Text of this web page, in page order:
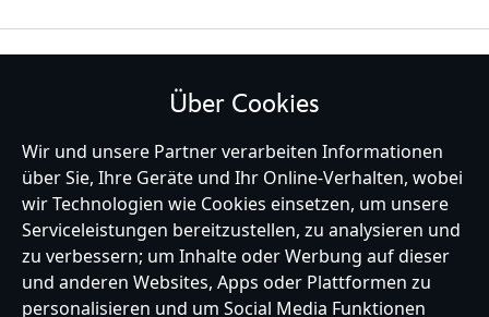
Germany
Hilfe Nutzungsbedingungen Datenschutzerklärung
Site Map
Richtlinien für Cookies
EU Datenschutzhinweis Impressum
Über Cookies
Wir und unsere Partner verarbeiten Informationen
über Sie, Ihre Geräte und Ihr Online-Verhalten, wobei
wir Technologien wie Cookies einsetzen, um unsere
Serviceleistungen bereitzustellen, zu analysieren und
zu verbessern; um Inhalte oder Werbung auf dieser
und anderen Websites, Apps oder Plattformen zu
personalisieren und um Social Media Funktionen